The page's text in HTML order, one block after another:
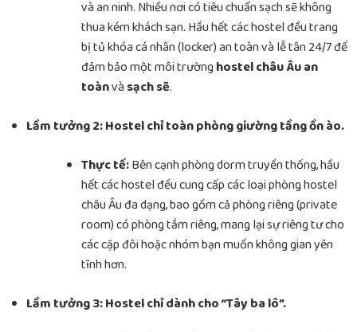
và an ninh. Nhiều nơi có tiêu chuẩn sạch sẽ không
thua kém khách sạn. Hầu hết các hostel đều trang
bị tủ khóa cá nhân (locker) an toàn và lễ tân 24/7 để
đảm bảo một môi trườnghostel châu Âu an
toànvà sạch sẽ.
Lầm tưởng 2: Hostel chỉ toàn phòng giường tầng ồn ào.
Thực tế:Bên cạnh phòng dorm truyền thống, hầu
hết các hostel đều cung cấp các loại phòng hostel
châu Âu đa dạng, bao gồm cả phòng riêng (private
room) có phòng tắm riêng, mang lại sự riêng tư cho
các cặp đôi hoặc nhóm bạn muốn không gian yên
tĩnh hơn.
Lầm tưởng 3: Hostel chỉ dành cho “Tây ba lô”.